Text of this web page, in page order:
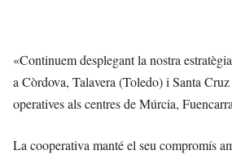
«Continuem desplegant la nostra
a Còrdova, Talavera (Toledo) i Santa
operatives als centres de Múrcia,
La cooperativa manté el seu compromís